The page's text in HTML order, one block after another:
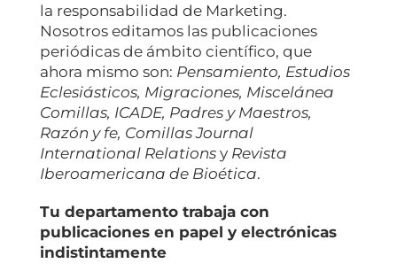
la responsabilidad de Marketing.
Nosotros editamos las publicaciones
periódicas de ámbito científico, que
ahora mismo son: Pensamiento, Estudios
Eclesiásticos, Migraciones, Miscelánea
Comillas, ICADE, Padres y Maestros,
Razón y fe, Comillas Journal
International Relations y Revista
Iberoamericana de Bioética.
Tu departamento trabaja con
publicaciones en papel y electrónicas
indistintamente